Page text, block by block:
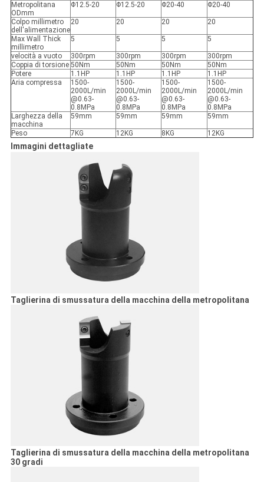
Metropolitana
ODmm
Φ12.5-20 Φ12.5-20 Φ20-40 Φ20-40
Colpo millimetro
dell'alimentazione
20 20 20 20
Max Wall Thick
millimetro
5 5 5 5
velocità a vuoto 300rpm 300rpm 300rpm
300rpm
Coppia di torsione 50Nm 50Nm 50Nm
50Nm
Potere
1.1HP 1.1HP 1.1HP
1.1HP
Aria compressa
1500-
2000L/min
@0.63-
0.8MPa
1500-
2000L/min
@0.63-
0.8MPa
1500-
2000L/min
@0.63-
0.8MPa
1500-
2000L/min
@0.63-
0.8MPa
Larghezza della
macchina
59mm 59mm 59mm 59mm
Peso 7KG 12KG 8KG 12KG
Immagini dettagliate
Taglierina di smussatura della macchina della metropolitana
Taglierina di smussatura della macchina della metropolitana
30 gradi